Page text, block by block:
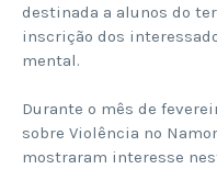
destinada a alunos do
inscrição dos
mental.
Durante o mês de
sobre Violência no
mostraram interesse